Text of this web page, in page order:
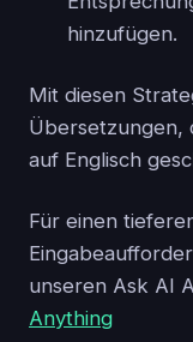
hinzufügen.
Mit diesen
Übersetzungen,
auf Englisch
Für einen
unseren Ask AI
Anything